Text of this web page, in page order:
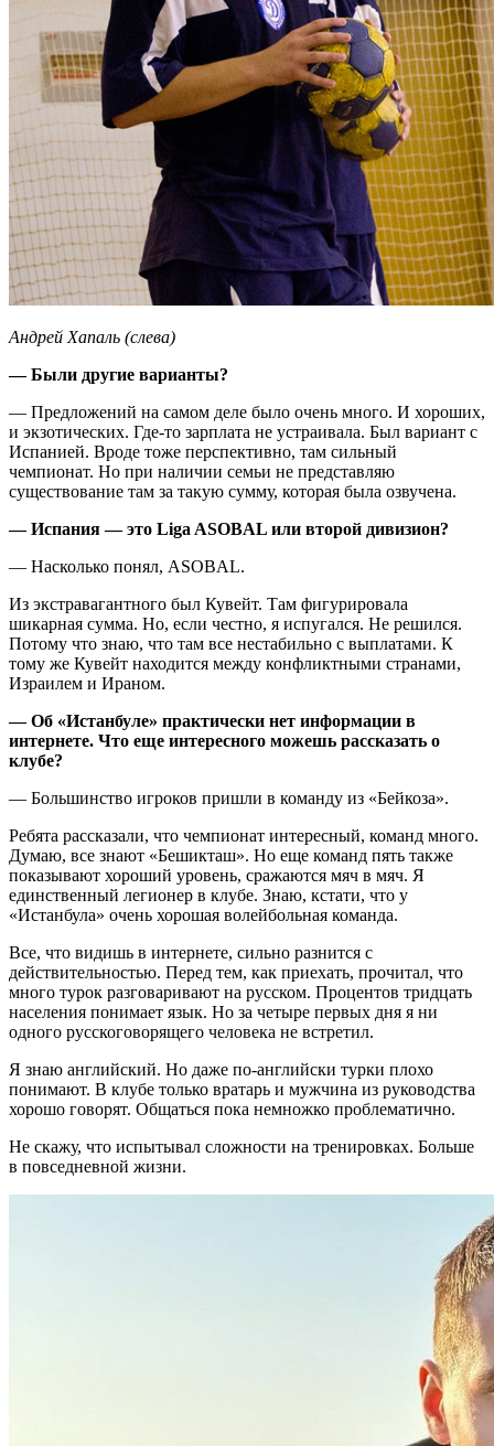
Андрей Хапаль (слева)
— Были другие варианты?
— Предложений на самом деле было очень много. И хороших,
и экзотических. Где-то зарплата не устраивала. Был вариант с
Испанией. Вроде тоже перспективно, там сильный
чемпионат. Но при наличии семьи не представляю
существование там за такую сумму, которая была озвучена.
— Испания — это Liga ASOBAL или второй дивизион?
— Насколько понял, ASOBAL.
Из экстравагантного был Кувейт. Там фигурировала
шикарная сумма. Но, если честно, я испугался. Не решился.
Потому что знаю, что там все нестабильно с выплатами. К
тому же Кувейт находится между конфликтными странами,
Израилем и Ираном.
— Об «Истанбуле» практически нет информации в
интернете. Что еще интересного можешь рассказать о
клубе?
— Большинство игроков пришли в команду из «Бейкоза».
Ребята рассказали, что чемпионат интересный, команд много.
Думаю, все знают «Бешикташ». Но еще команд пять также
показывают хороший уровень, сражаются мяч в мяч. Я
единственный легионер в клубе. Знаю, кстати, что у
«Истанбула» очень хорошая волейбольная команда.
Все, что видишь в интернете, сильно разнится с
действительностью. Перед тем, как приехать, прочитал, что
много турок разговаривают на русском. Процентов тридцать
населения понимает язык. Но за четыре первых дня я ни
одного русскоговорящего человека не встретил.
Я знаю английский. Но даже по-английски турки плохо
понимают. В клубе только вратарь и мужчина из руководства
хорошо говорят. Общаться пока немножко проблематично.
Не скажу, что испытывал сложности на тренировках. Больше
в повседневной жизни.